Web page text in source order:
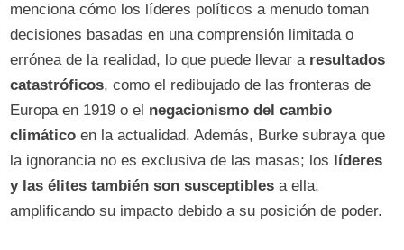
menciona cómo los líderes políticos a menudo toman
decisiones basadas en una comprensión limitada o
errónea de la realidad, lo que puede llevar a resultados
catastróficos, como el redibujado de las fronteras de
Europa en 1919 o el negacionismo del cambio
climático en la actualidad. Además, Burke subraya que
la ignorancia no es exclusiva de las masas; los
líderes
y las élites también son susceptibles a ella,
amplificando su impacto debido a su posición de poder.